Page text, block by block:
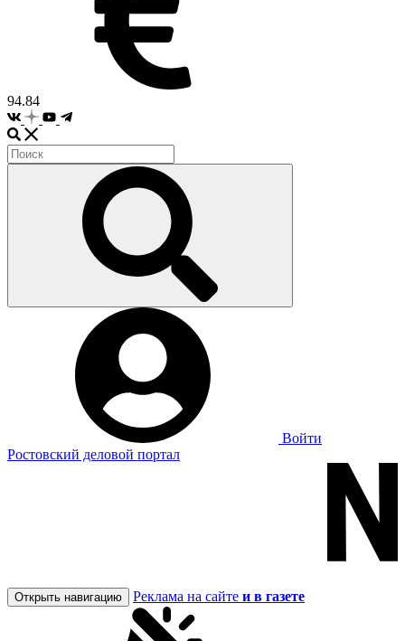
94.84
Войти
Ростовский деловой портал
Открыть навигацию Реклама на сайте и в газете